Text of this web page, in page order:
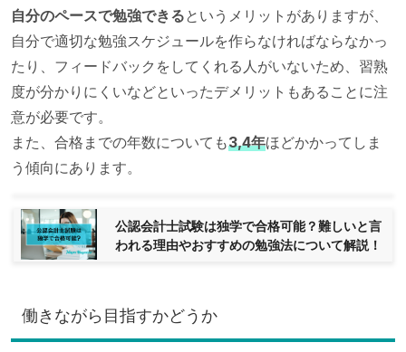
自分のペースで勉強できるというメリットがありますが、
自分で適切な勉強スケジュールを作らなければならなかっ
たり、フィードバックをしてくれる人がいないため、習熟
度が分かりにくいなどといったデメリットもあることに注
意が必要です。
また、合格までの年数についても3,4年ほどかかってしま
う傾向にあります。
公認会計士試験は独学で合格可能？難しいと言
われる理由やおすすめの勉強法について解説！
働きながら目指すかどうか